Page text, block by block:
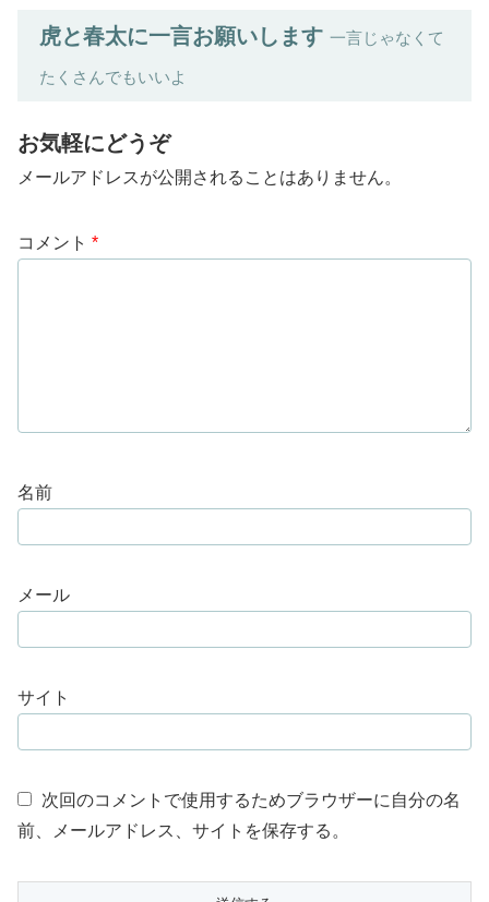
虎と春太に一言お願いします 一言じゃなくて
たくさんでもいいよ
お気軽にどうぞ
メールアドレスが公開されることはありません。
コメント *
名前
メール
サイト
次回のコメントで使用するためブラウザーに自分の名
前、メールアドレス、サイトを保存する。